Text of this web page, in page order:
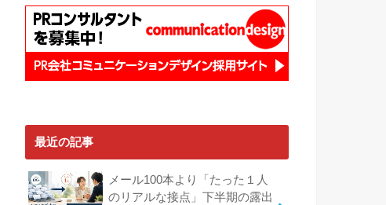
最近の記事
メール100本より「たった１人
のリアルな接点」下半期の露出